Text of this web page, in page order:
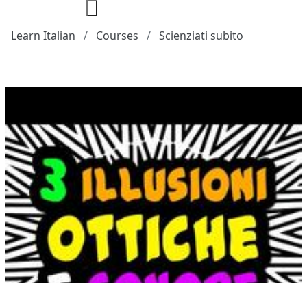
Learn Italian Courses Scienziati subito